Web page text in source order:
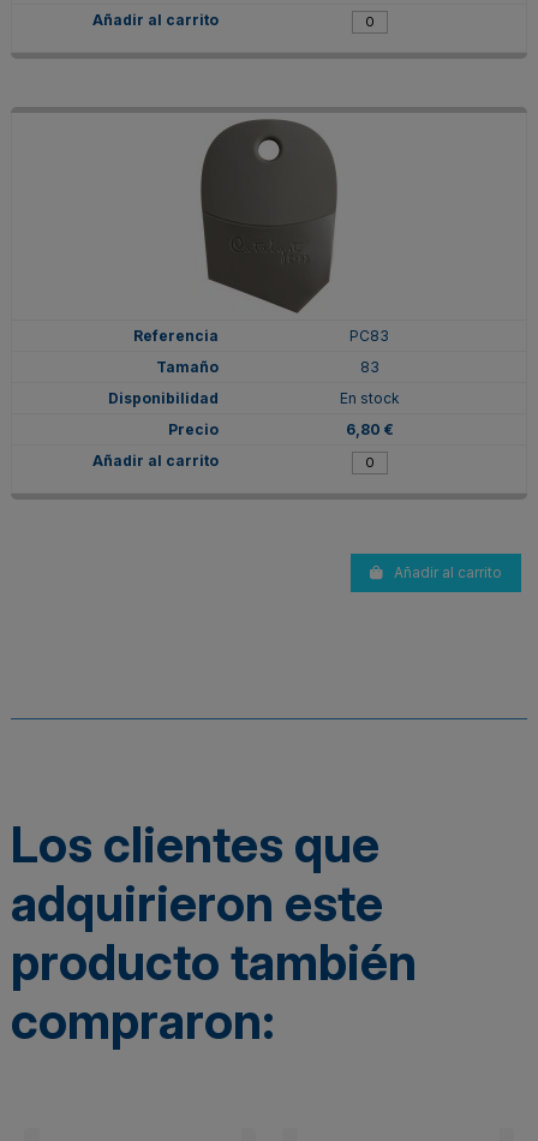
PC83
83
En stock
6,80 €
Añadir al carrito
Los clientes que
adquirieron este
producto también
compraron: